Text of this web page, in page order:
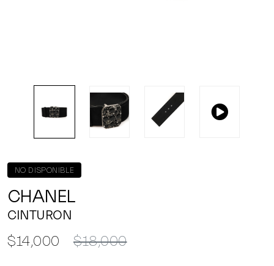
NO DISPONIBLE
CHANEL
CINTURON
$14,000 $18,000